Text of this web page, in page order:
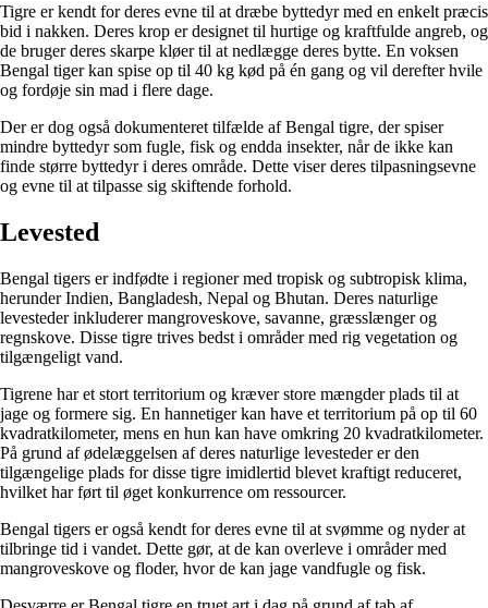
Tigre er kendt for deres evne til at dræbe byttedyr med en enkelt præcis
bid i nakken. Deres krop er designet til hurtige og kraftfulde angreb, og
de bruger deres skarpe kløer til at nedlægge deres bytte. En voksen
Bengal tiger kan spise op til 40 kg kød på én gang og vil derefter hvile
og fordøje sin mad i flere dage.
Der er dog også dokumenteret tilfælde af Bengal tigre, der spiser
mindre byttedyr som fugle, fisk og endda insekter, når de ikke kan
finde større byttedyr i deres område. Dette viser deres tilpasningsevne
og evne til at tilpasse sig skiftende forhold.
Levested
Bengal tigers er indfødte i regioner med tropisk og subtropisk klima,
herunder Indien, Bangladesh, Nepal og Bhutan. Deres naturlige
levesteder inkluderer mangroveskove, savanne, græsslænger og
regnskove. Disse tigre trives bedst i områder med rig vegetation og
tilgængeligt vand.
Tigrene har et stort territorium og kræver store mængder plads til at
jage og formere sig. En hannetiger kan have et territorium på op til 60
kvadratkilometer, mens en hun kan have omkring 20 kvadratkilometer.
På grund af ødelæggelsen af ​​deres naturlige levesteder er den
tilgængelige plads for disse tigre imidlertid blevet kraftigt reduceret,
hvilket har ført til øget konkurrence om ressourcer.
Bengal tigers er også kendt for deres evne til at svømme og nyder at
tilbringe tid i vandet. Dette gør, at de kan overleve i områder med
mangroveskove og floder, hvor de kan jage vandfugle og fisk.